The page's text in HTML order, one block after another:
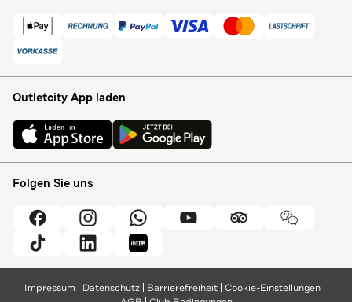
Outletcity App laden
Folgen Sie uns
Impressum Datenschutz Barrierefreiheit Cookie-Einstellungen